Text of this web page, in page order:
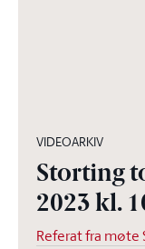
VIDEOARKIV
Storting
2023 kl.
Referat fra møte